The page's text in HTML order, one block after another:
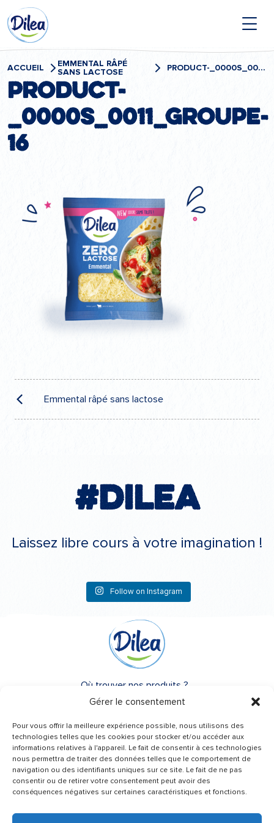
Gérer le consentement
Pour vous offrir la meilleure expérience possible, nous utilisons des
technologies telles que les cookies pour stocker et/ou accéder aux
informations relatives à l'appareil. Le fait de consentir à ces technologies
nous permettra de traiter des données telles que le comportement de
navigation ou des identifiants uniques sur ce site. Le fait de ne pas
consentir ou de retirer votre consentement peut avoir des
conséquences négatives sur certaines caractéristiques et fonctions.
Passer
au
contenu
Dilea
Zero
Lactose
ACCUEIL
EMMENTAL RÂPÉ
SANS LACTOSE
PRODUCT-_0000S_0011_GROUPE-16
product-
_0000s_0011_Groupe-
16
Navigation
de
l’article
Emmental râpé sans lactose
#Dilea
Laissez libre cours à votre imagination !
Follow on Instagram
Besoin d’un conseil ?
Une question ?
Où trouver nos produits ?
FAQ